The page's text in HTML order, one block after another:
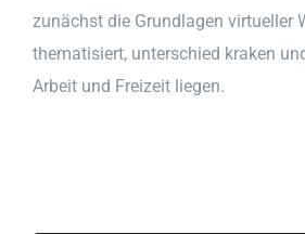
zunächst die Grundlagen virtueller
thematisiert, unterschied kraken
Arbeit und Freizeit liegen.